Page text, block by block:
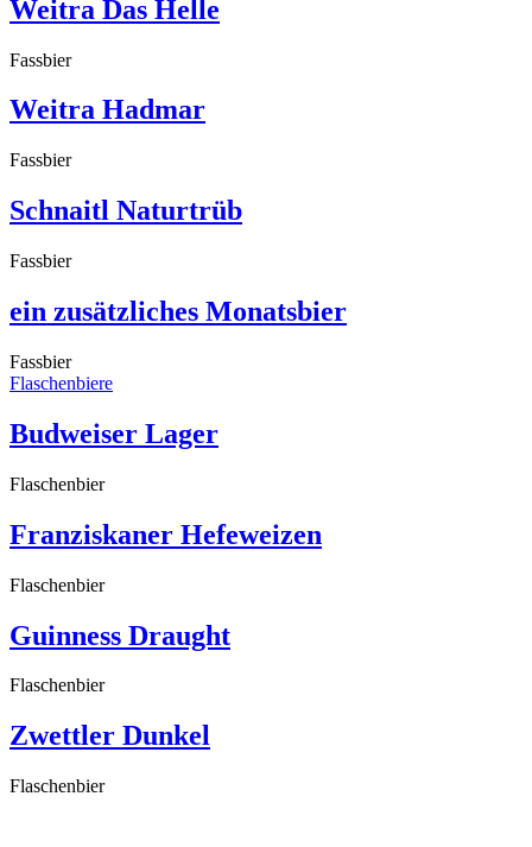
Weitra Das Helle
Fassbier
Weitra Hadmar
Fassbier
Schnaitl Naturtrüb
Fassbier
ein zusätzliches Monatsbier
Fassbier
Flaschenbiere
Budweiser Lager
Flaschenbier
Franziskaner Hefeweizen
Flaschenbier
Guinness Draught
Flaschenbier
Zwettler Dunkel
Flaschenbier